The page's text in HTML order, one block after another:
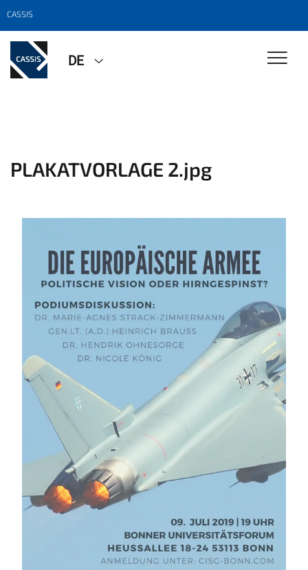
CASSIS
DE
PLAKATVORLAGE 2.jpg